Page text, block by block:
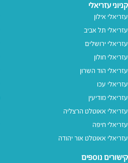
קניוני עזריאלי
עזריאלי אילון
עזריאלי תל אביב
עזריאלי ירושלים
עזריאלי חולון
עזריאלי הוד השרון
עזריאלי עכו
עזריאלי מודיעין
עזריאלי אאוטלט הרצליה
עזריאלי חיפה
עזריאלי אאוטלט אור יהודה
קישורים נוספים